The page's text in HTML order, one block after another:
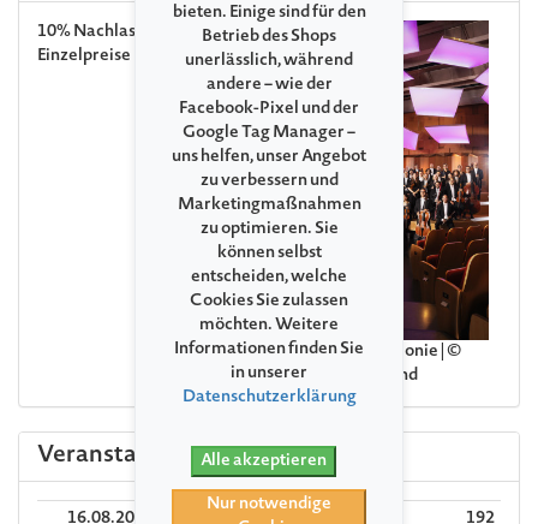
10% Nachlass auf die
Einzelpreise
NDR Radiophilharmonie | ©
NDR und Nikolaj Lund
Veranstaltungen
16.08.2026 Die Welt des Orchesters: 192
bieten. Einige sind für den
Betrieb des Shops
unerlässlich, während
andere – wie der
Facebook-Pixel und der
Google Tag Manager –
uns helfen, unser Angebot
zu verbessern und
Marketingmaßnahmen
zu optimieren. Sie
können selbst
entscheiden, welche
Cookies Sie zulassen
möchten. Weitere
Informationen finden Sie
in unserer
Datenschutzerklärung
Alle akzeptieren
Nur notwendige